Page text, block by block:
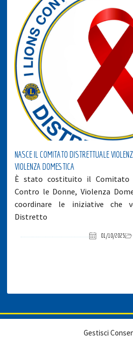
Gestisci
NASCE IL COMITATO DISTRETTUALE
VIOLENZA DOMESTICA
È stato costituito il Comitato
Contro le Donne, Violenza
coordinare le iniziative che
Distretto
01/10/2025